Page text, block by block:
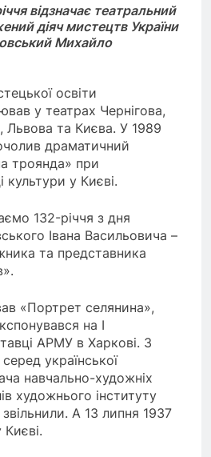
відзначає театральний
діяч мистецтв України
Михайло
освіти
у театрах Чернігова,
Львова та Києва. У 1989
драматичний
троянда» при
культури у Києві.
132-річчя з дня
Івана Васильовича –
та представника
«Портрет селянина»,
на I
АРМУ в Харкові. З
української
навчально-художніх
художнього інституту
звільнили. А 13 липня 1937